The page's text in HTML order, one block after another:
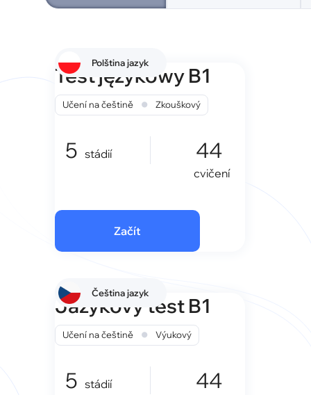
Polština jazyk
Test językowy B1
Učení na češtině • Zkouškový
5 stádií 44
cvičení
Začít
Čeština jazyk
Jazykový test B1
Učení na češtině • Výukový
5 stádií 44